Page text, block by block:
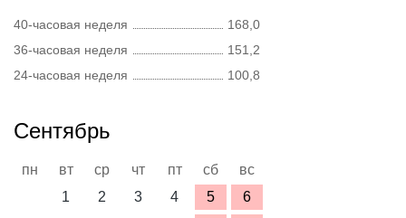
40-часовая неделя
168,0
36-часовая неделя
151,2
24-часовая неделя
100,8
Сентябрь
пн вт ср чт пт сб
вс
1
2 3 4 5
6